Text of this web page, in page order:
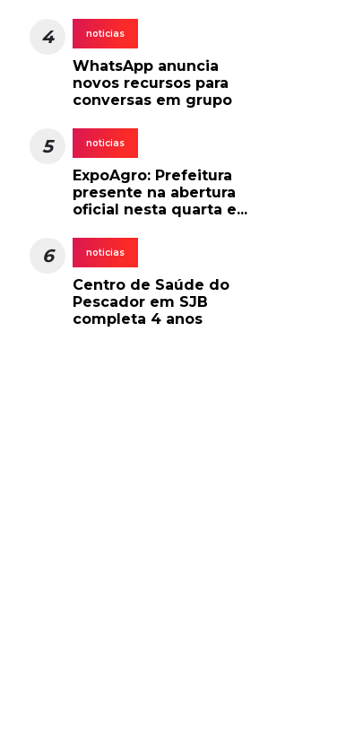
4 noticias
WhatsApp anuncia
novos recursos para
conversas em grupo
5 noticias
ExpoAgro: Prefeitura
presente na abertura
oficial nesta quarta e...
6 noticias
Centro de Saúde do
Pescador em SJB
completa 4 anos